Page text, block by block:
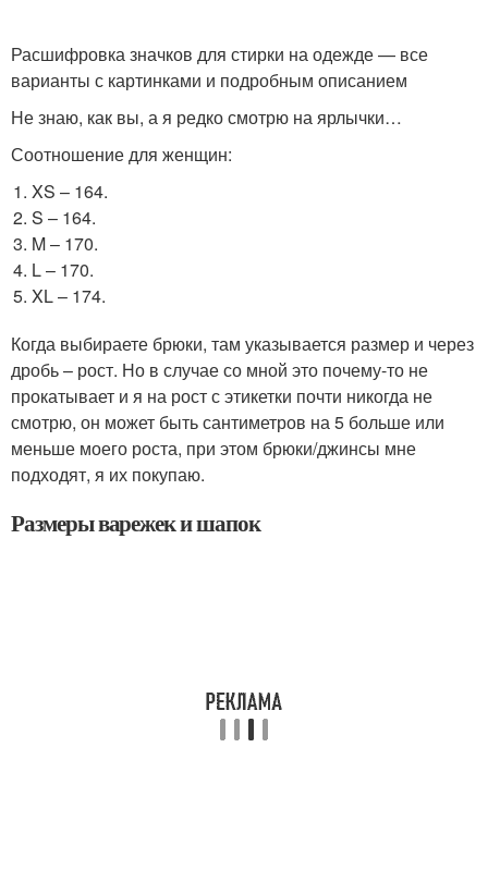
Расшифровка значков для стирки на одежде — все
варианты с картинками и подробным описанием
Не знаю, как вы, а я редко смотрю на ярлычки…
Соотношение для женщин:
XS – 164.
S – 164.
M – 170.
L – 170.
XL – 174.
Когда выбираете брюки, там указывается размер и через
дробь – рост. Но в случае со мной это почему-то не
прокатывает и я на рост с этикетки почти никогда не
смотрю, он может быть сантиметров на 5 больше или
меньше моего роста, при этом брюки/джинсы мне
подходят, я их покупаю.
Размеры варежек и шапок